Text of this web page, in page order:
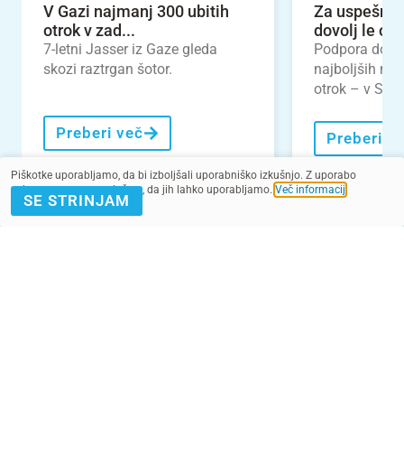
V Gazi najmanj 300 ubitih
otrok v zad...
7-letni Jasser iz Gaze gleda
skozi raztrgan šotor.
Preberi več
Za uspešno
dovolj le
Podpora
najboljših
otrok – v
Preberi
Piškotke uporabljamo, da bi izboljšali uporabniško izkušnjo. Z uporabo
spletnega mesta soglašate, da jih lahko uporabljamo. Več informacij
SE STRINJAM